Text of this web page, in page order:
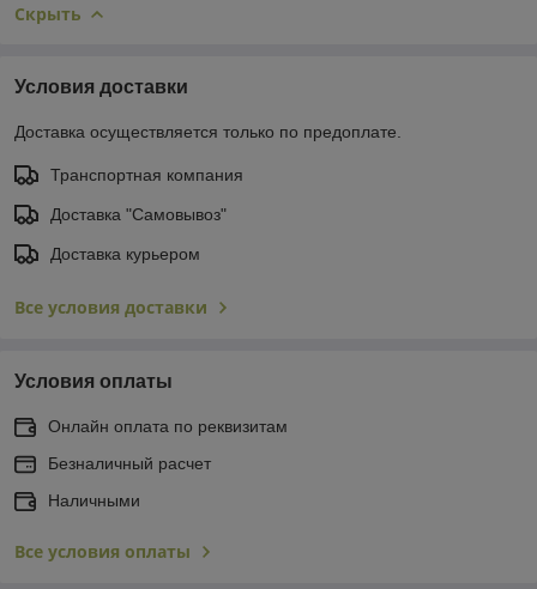
Скрыть
Условия доставки
Доставка осуществляется только по предоплате.
Транспортная компания
Доставка "Самовывоз"
Доставка курьером
Все условия доставки
Условия оплаты
Онлайн оплата по реквизитам
Безналичный расчет
Наличными
Все условия оплаты